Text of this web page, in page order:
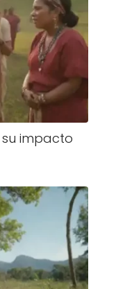
impacto